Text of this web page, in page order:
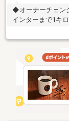
◆オーナーチェン
インターまで1キ